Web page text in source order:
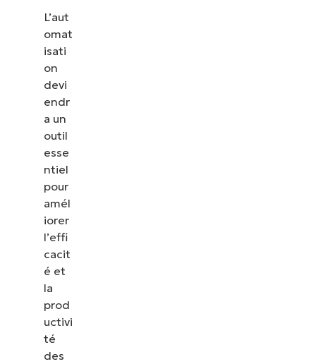
L’aut
omat
isati
on
devi
endr
a un
outil
esse
ntiel
pour
amél
iorer
l’effi
cacit
é et
la
prod
uctivi
té
des